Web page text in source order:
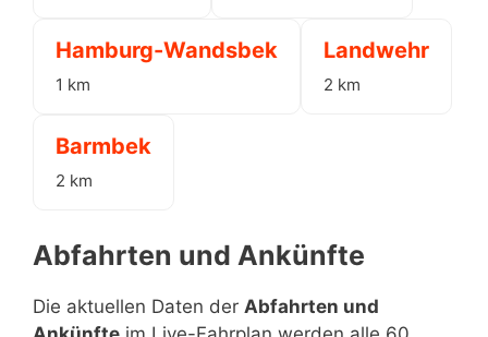
Hamburg-Wandsbek
1 km
Landwehr
2 km
Barmbek
2 km
Abfahrten und Ankünfte
Die aktuellen Daten der Abfahrten und